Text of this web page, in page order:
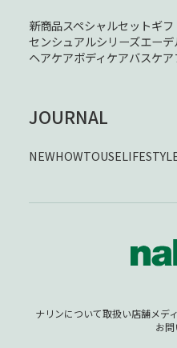
新商品スペシャルセットギフ
センシュアルシリーズエーデ
ヘアケアボディケアバスケア
JOURNAL
NEWHOWTOUSE
ナリンについて取扱い店舗メデ
お